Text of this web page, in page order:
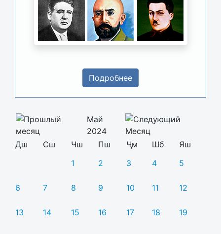
Подробнее
Май
2024
Дш
Сш Чш Пш Ҷм Шб
Яш
1
2 3 4 5
6 7 8 9 10 11 12
13 14 15 16 17 18 19